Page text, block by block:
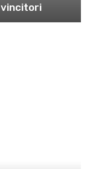
vincitori